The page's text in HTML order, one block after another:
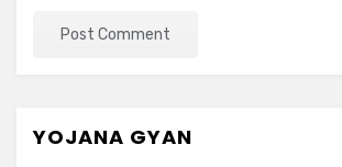
YOJANA GYAN